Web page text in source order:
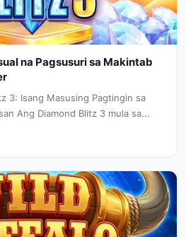
na Pagsusuri sa Makintab
3: Isang Masusing Pagtingin sa
Ang Diamond Blitz 3 mula sa...